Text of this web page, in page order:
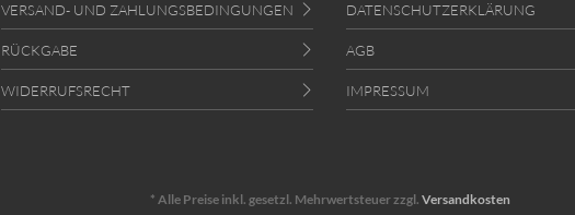
VERSAND- UND ZAHLUNGSBEDINGUNGEN
RÜCKGABE
WIDERRUFSRECHT
DATENSCHUTZERKLÄRUNG
AGB
IMPRESSUM
* Alle Preise inkl. gesetzl. Mehrwertsteuer zzgl. Versandkosten